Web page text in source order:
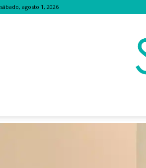
sábado, agosto 1, 2026